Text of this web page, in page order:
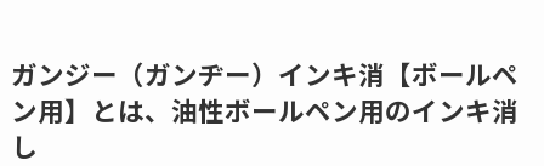
ガンジー（ガンヂー）インキ消【ボールペ
ン用】とは、油性ボールペン用のインキ消
し